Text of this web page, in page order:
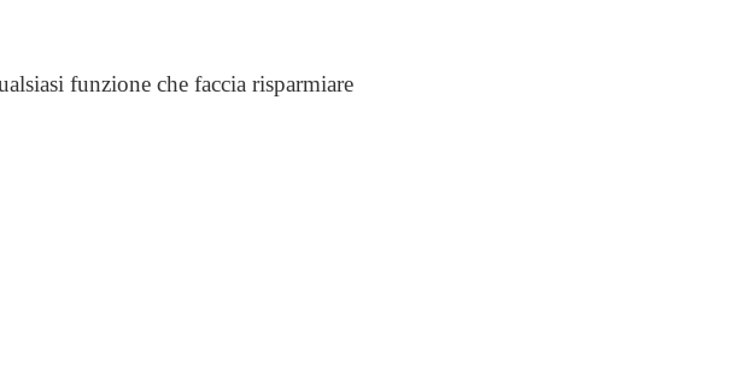
funzione che faccia risparmiare